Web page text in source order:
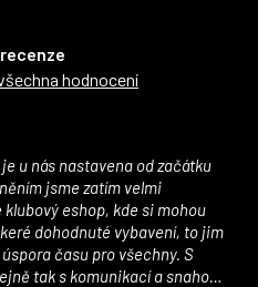
hodnocení
jsme zatím velmi
eshop, kde si mohou
dohodnuté vybavení, to jim
času pro všechny. S
tak s komunikací a snahou